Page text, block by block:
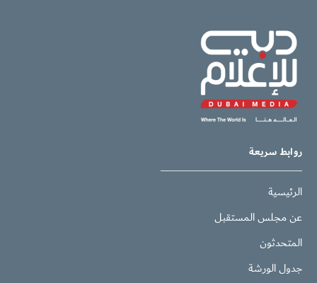
روابط سريعة
الرئيسية
عن مجلس المستقبل
المتحدثون
جدول الورشة